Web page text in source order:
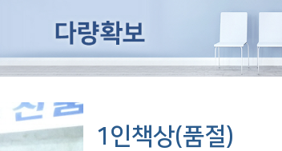
1인책상(품절)